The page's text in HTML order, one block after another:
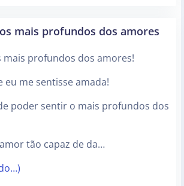
mais profundos dos amores
mais profundos dos amores!
eu me sentisse amada!
poder sentir o mais profundos dos
tão capaz de da…